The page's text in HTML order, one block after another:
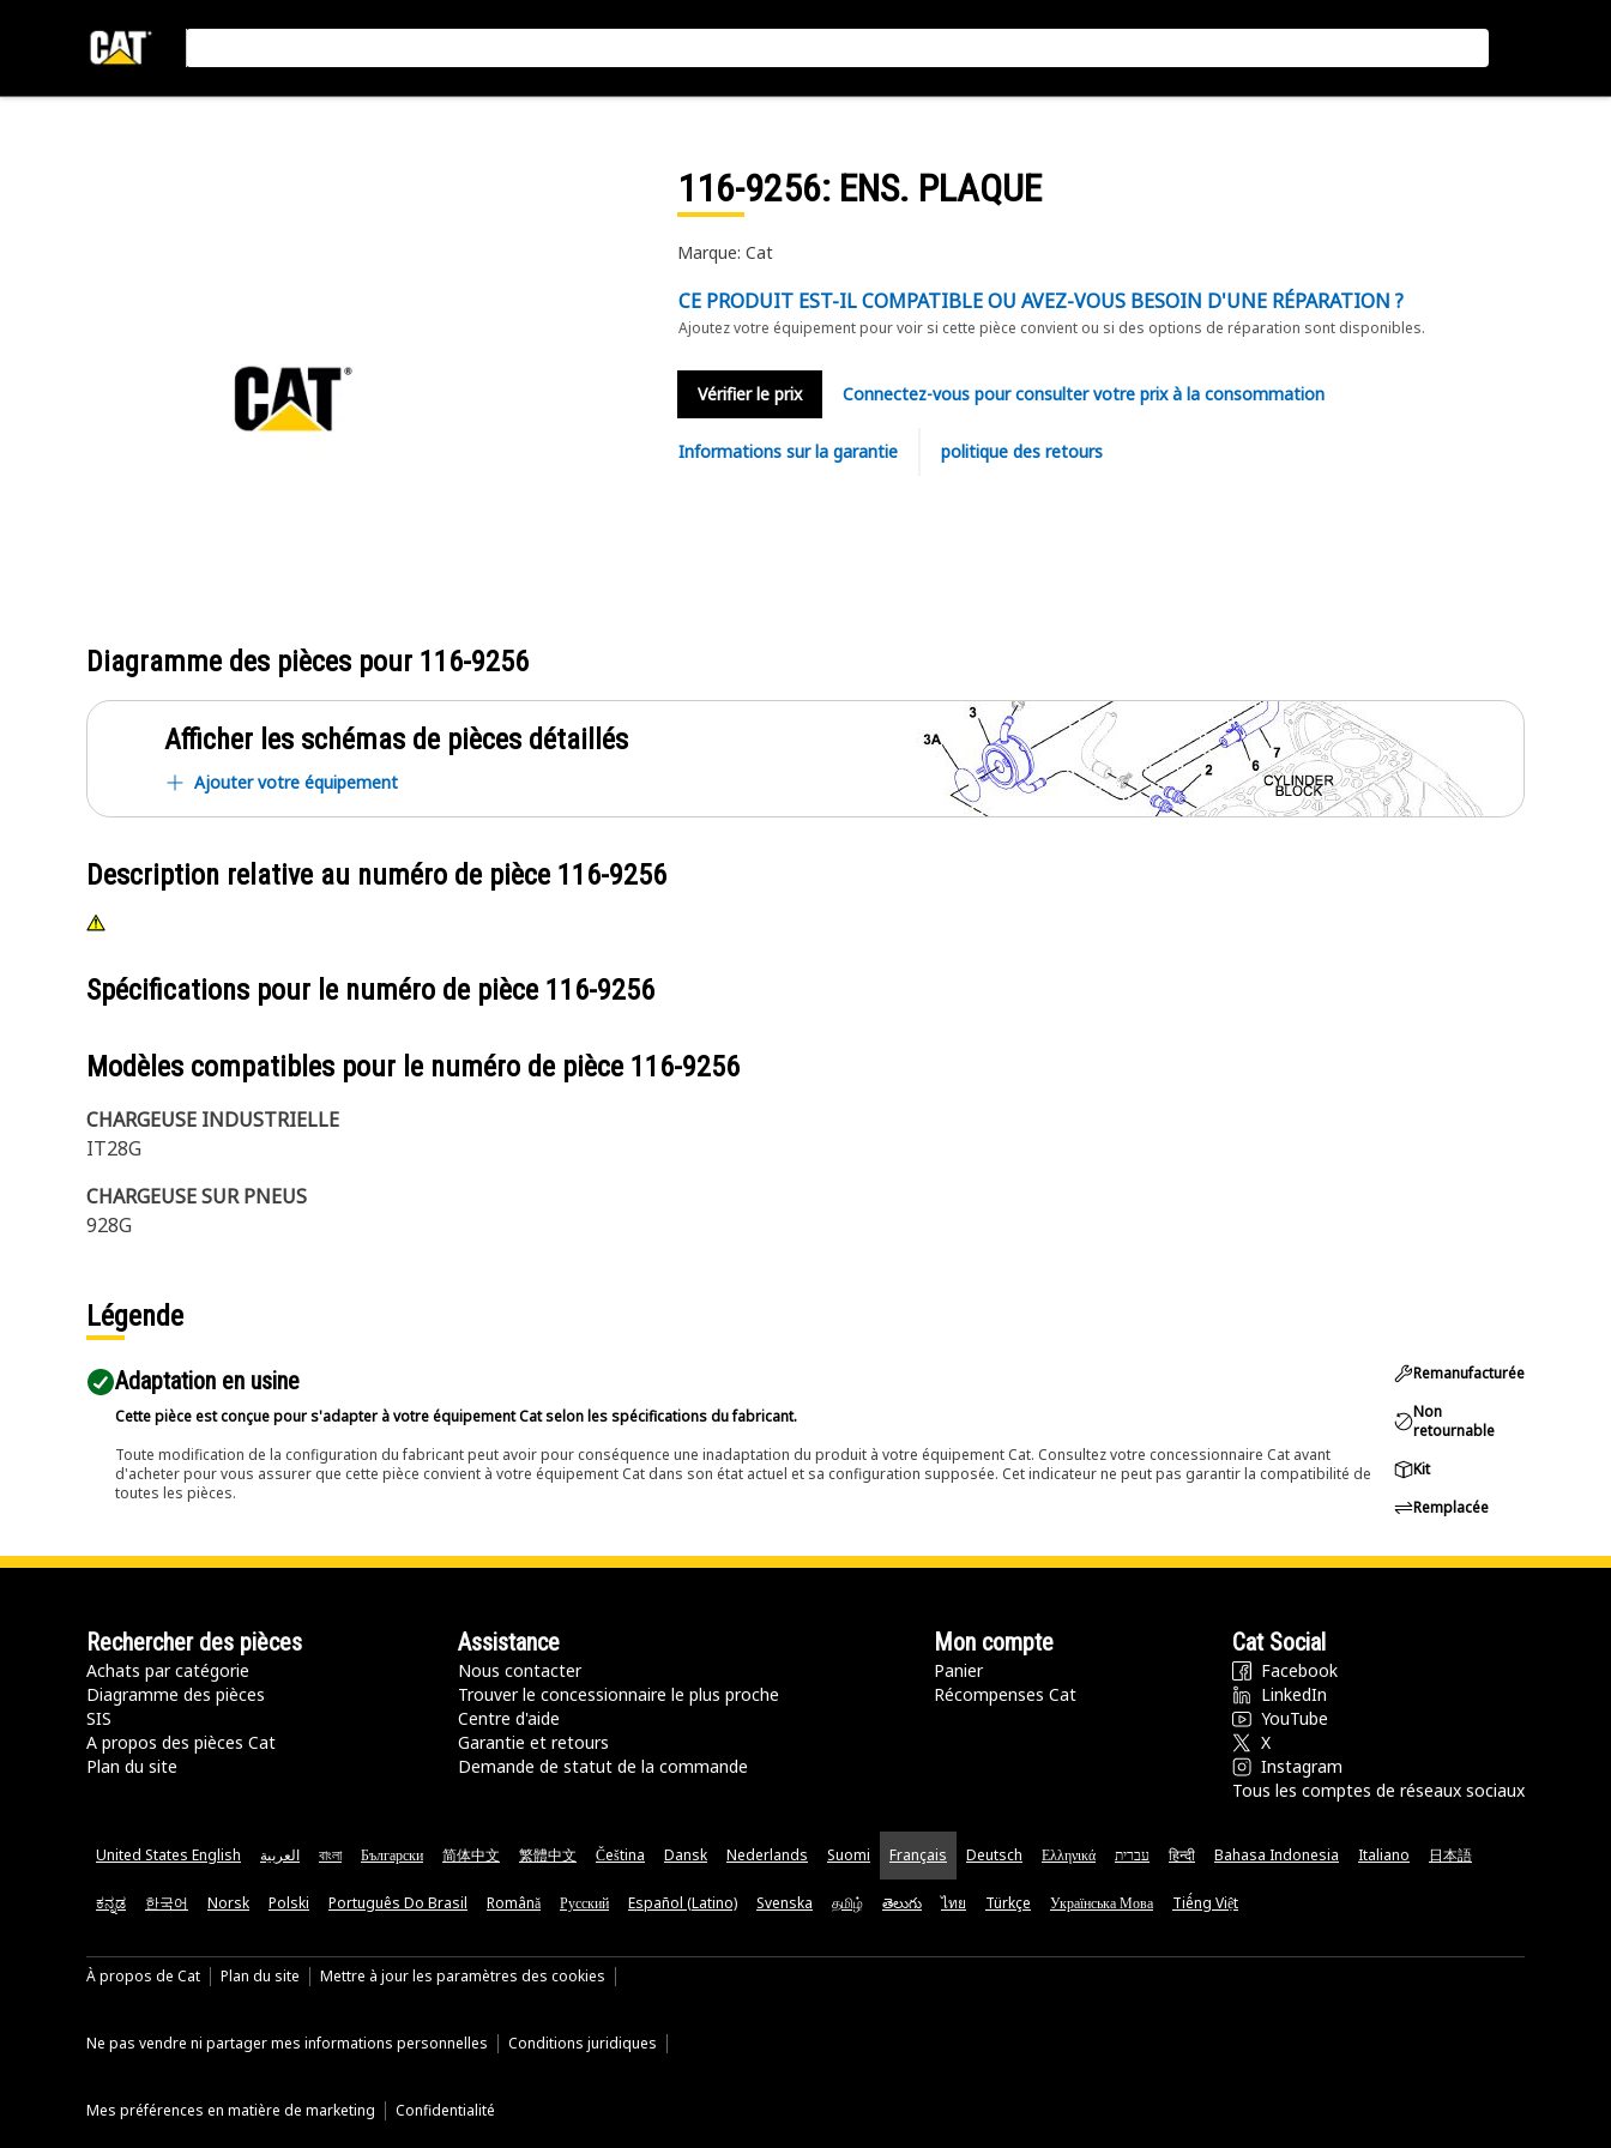
116-9256: ENS. PLAQUE
Marque: Cat
CE PRODUIT EST-IL COMPATIBLE OU AVEZ-VOUS BESOIN D'UNE RÉPARATION ?
Ajoutez votre équipement pour voir si cette pièce convient ou si des options de réparation sont disponibles.
Vérifier le prix Connectez-vous pour consulter votre prix à la consommation
Informations sur la garantie politique des retours
Diagramme des pièces pour 116-9256
Afficher les schémas de pièces détaillés
Ajouter votre équipement
Description relative au numéro de pièce 116-9256
Spécifications pour le numéro de pièce 116-9256
Modèles compatibles pour le numéro de pièce 116-9256
CHARGEUSE INDUSTRIELLE
IT28G
CHARGEUSE SUR PNEUS
928G
Légende
Adaptation en usine
Cette pièce est conçue pour s'adapter à votre équipement Cat selon les spécifications du fabricant.
Toute modification de la configuration du fabricant peut avoir pour conséquence une inadaptation du produit à votre équipement Cat. Consultez votre concessionnaire Cat avant
d'acheter pour vous assurer que cette pièce convient à votre équipement Cat dans son état actuel et sa configuration supposée. Cet indicateur ne peut pas garantir la compatibilité de
toutes les pièces.
Remanufacturée
Non
retournable
Kit
Remplacée
Rechercher des pièces
Achats par catégorie
Diagramme des pièces
SIS
A propos des pièces Cat
Plan du site
Assistance
Nous contacter
Trouver le concessionnaire le plus proche
Centre d'aide
Garantie et retours
Demande de statut de la commande
Mon compte
Panier
Récompenses Cat
Cat Social
Facebook
LinkedIn
YouTube
X
Instagram
Tous les comptes de réseaux sociaux
United States English العربية বাংলা Български 简体中文 繁體中文 Čeština Dansk Nederlands Suomi Français Deutsch Ελληνικά עברית हिन्दी Bahasa Indonesia Italiano 日本語
ಕನ್ನಡ 한국어 Norsk Polski Português Do Brasil Română Русский Español (Latino) Svenska தமிழ் తెలుగు ไทย Türkçe Українська Мова Tiếng Việt
À propos de Cat Plan du site Mettre à jour les paramètres des cookies
Ne pas vendre ni partager mes informations personnelles Conditions juridiques
Mes préférences en matière de marketing Confidentialité